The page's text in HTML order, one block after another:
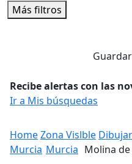
Más filtros
Recibe alertas con las
Ir a Mis búsquedas
HomeZona Vislble
Murcia Murcia Molina